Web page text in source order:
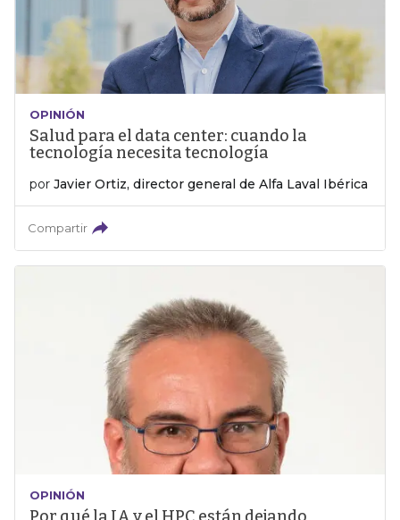
OPINIÓN
Salud para el data center: cuando la
tecnología necesita tecnología
por Javier Ortiz, director general de Alfa Laval Ibérica
Compartir
OPINIÓN